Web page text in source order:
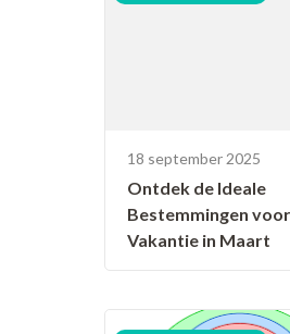
18 september 2025
Ontdek de Ideale
Bestemmingen
Vakantie in Maart